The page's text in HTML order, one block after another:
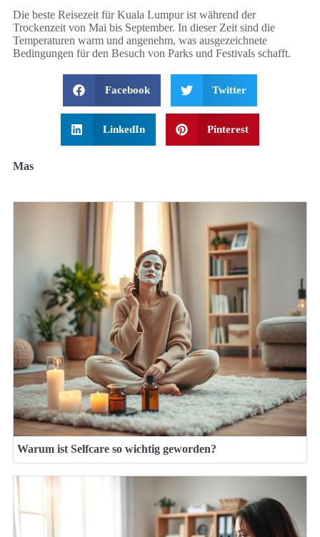
Die beste Reisezeit für Kuala Lumpur ist während der
Trockenzeit von Mai bis September. In dieser Zeit sind die
Temperaturen warm und angenehm, was ausgezeichnete
Bedingungen für den Besuch von Parks und Festivals schafft.
Facebook Twitter
LinkedIn Pinterest
Mas
Warum ist Selfcare so wichtig geworden?